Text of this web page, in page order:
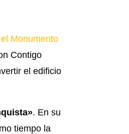
Monumento
Contigo
el edificio
. En su
tiempo la